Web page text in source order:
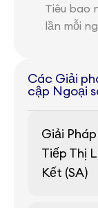
Tiêu bao
lần mỗi
Các Giải
cập Ngoại
Giải Pháp
Tiếp Thị
Kết (SA)